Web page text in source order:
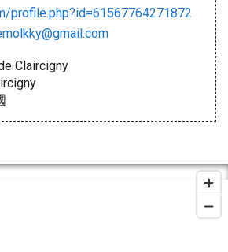
profile.php?id=61567764271872
Claircigny